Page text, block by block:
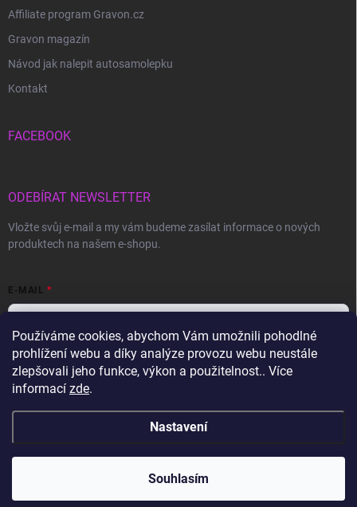
Používáme cookies, abychom Vám umožnili pohodlné
prohlížení webu a díky analýze provozu webu neustále
zlepšovali jeho funkce, výkon a použitelnost.. Více
informací zde.
Nastavení
Souhlasím
Affiliate program Gravon.cz
Gravon magazín
Návod jak nalepit autosamolepku
Kontakt
FACEBOOK
ODEBÍRAT NEWSLETTER
Vložte svůj e-mail a my vám budeme zasílat informace o nových
produktech na našem e-shopu.
E-MAIL
Vložením e-mailu souhlasíte spodmínkami ochrany osobních údajů
Přihlásit se
Gravon.cz . Všechna práva vyhrazena.